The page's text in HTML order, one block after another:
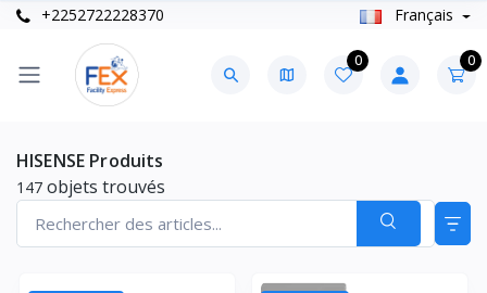
+2252722228370 Français
0 0
HISENSE Produits
147 objets trouvés